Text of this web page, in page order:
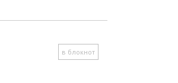
в блокнот